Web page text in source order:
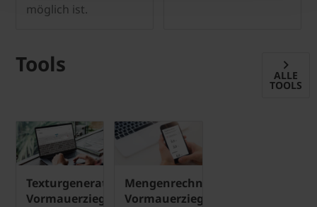
möglich ist.
Tools ALLE
TOOLS
Texturgenerator
Vormauerziegel
Mengenrechner
Vormauerziegel